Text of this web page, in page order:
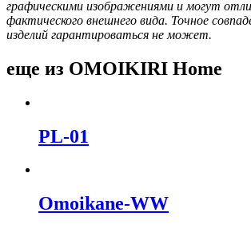
графическими изображениями и могут
фактического внешнего вида. Точное
изделий гарантироваться не может.
еще из OMOIKIRI Home
PL-01
Omoikane-WW